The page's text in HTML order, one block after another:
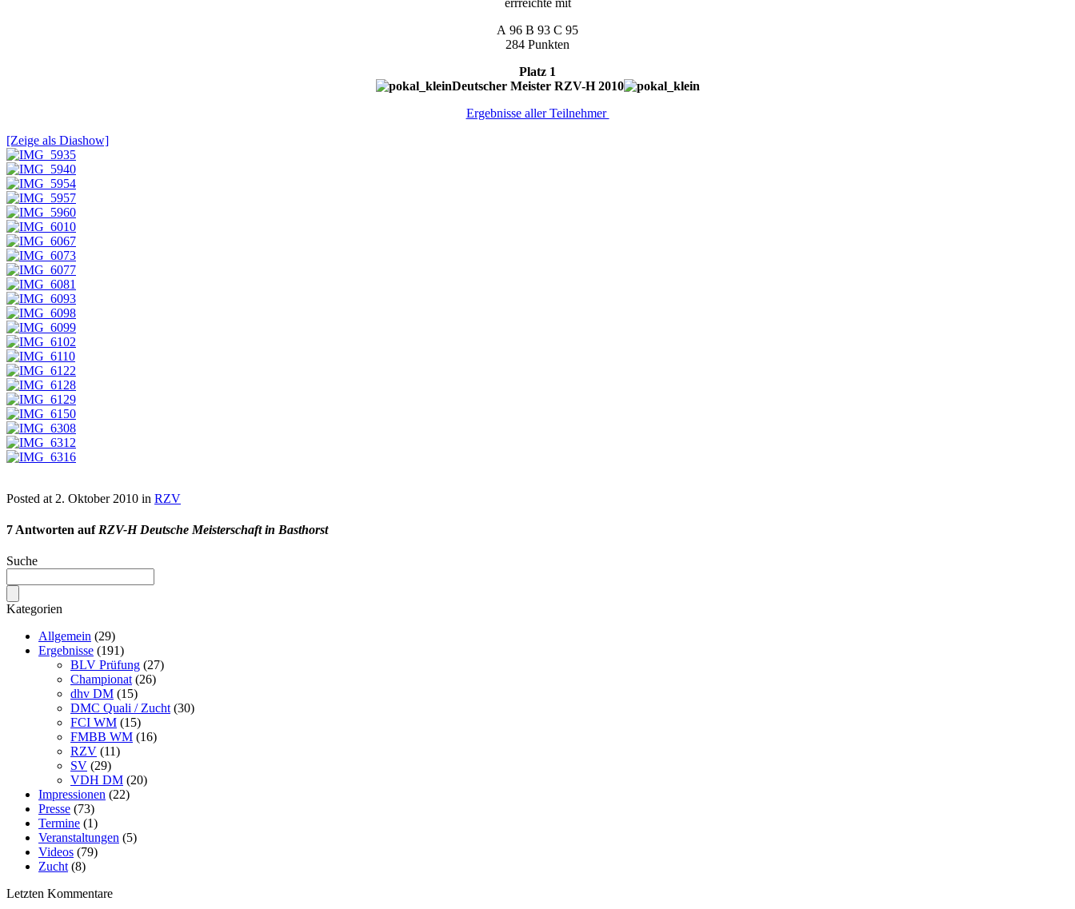
A 96 B 93 C 95
284 Punkten
Platz 1
Deutscher Meister RZV-H 2010
Ergebnisse aller Teilnehmer
[Zeige als Diashow]
Posted at 2. Oktober 2010 in RZV
7 Antworten auf RZV-H Deutsche Meisterschaft in Basthorst
Suche
Kategorien
Allgemein (29)
Ergebnisse (191)
BLV Prüfung (27)
Championat(26)
dhv DM (15)
DMC Quali / Zucht(30)
FCI WM (15)
FMBB WM (16)
RZV (11)
SV (29)
VDH DM (20)
Impressionen (22)
Presse (73)
Termine (1)
Veranstaltungen (5)
Videos (79)
Zucht(8)
Letzten Kommentare